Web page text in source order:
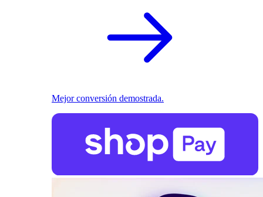
Mejor conversión demostrada.